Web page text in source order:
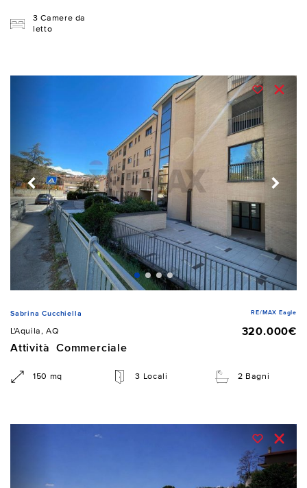
3 Camere da
letto
Sabrina Cucchiella RE/MAX Eagle
L'Aquila, AQ
320.000€
Attività Commerciale
150 mq 3 Locali 2 Bagni